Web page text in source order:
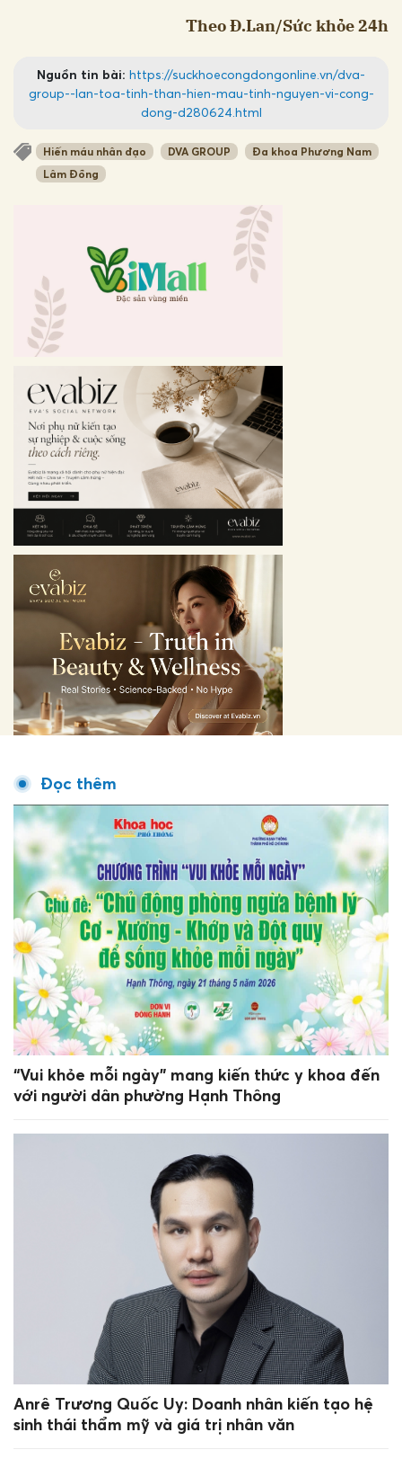
Theo Đ.Lan/Sức khỏe 24h
Nguồn tin bài: https://suckhoecongdongonline.vn/dva-
group--lan-toa-tinh-than-hien-mau-tinh-nguyen-vi-cong-
dong-d280624.html
Hiến máu nhân đạo DVA GROUP
Đa khoa Phương Nam
Lâm Đồng
Đọc thêm
“Vui khỏe mỗi ngày” mang kiến thức y khoa đến
với người dân phường Hạnh Thông
Anrê Trương Quốc Uy: Doanh nhân kiến tạo hệ
sinh thái thẩm mỹ và giá trị nhân văn